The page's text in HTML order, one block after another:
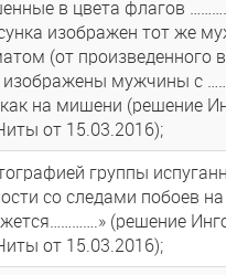
в цвета флагов ………….
изображен тот же
(от произведенного
изображены мужчины с
на мишени (решение
от 15.03.2016);
группы
со следами побоев на
(решение
от 15.03.2016);